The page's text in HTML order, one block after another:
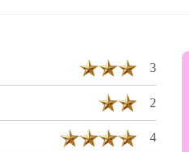
3
2
4